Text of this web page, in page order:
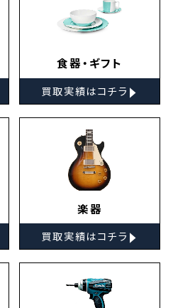
食器・ギフト
買取実績はコチラ ▸
楽器
買取実績はコチラ ▸